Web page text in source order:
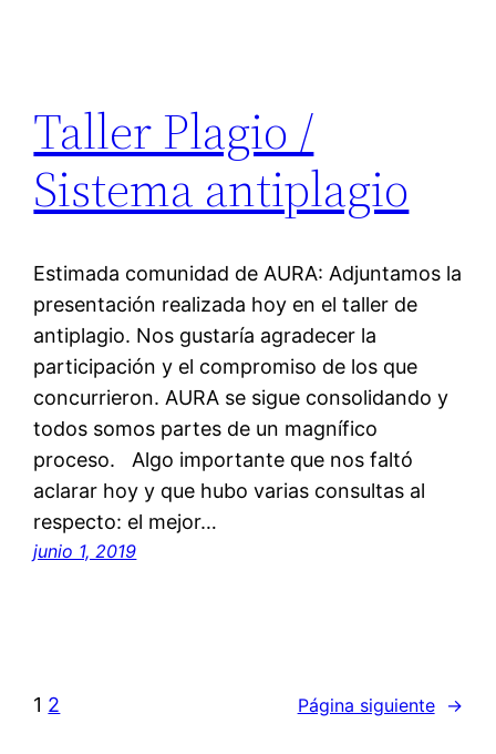
Taller Plagio /
Sistema antiplagio
Estimada comunidad de AURA: Adjuntamos la
presentación realizada hoy en el taller de
antiplagio. Nos gustaría agradecer la
participación y el compromiso de los que
concurrieron. AURA se sigue consolidando y
todos somos partes de un magnífico
proceso. Algo importante que nos faltó
aclarar hoy y que hubo varias consultas al
respecto: el mejor…
junio 1, 2019
1 2 Página siguiente →